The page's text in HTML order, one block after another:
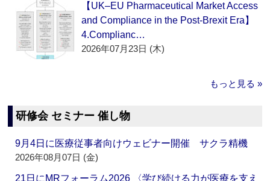
【UK–EU Pharmaceutical Market Access
and Compliance in the Post-Brexit Era】
4.Complianc…
2026年07月23日 (木)
もっと見る »
研修会 セミナー 催し物
9月4日に医療従事者向けウェビナー開催 サクラ精機
2026年08月07日 (金)
21日にMRフォーラム2026 〈学び続ける力が医療を支え